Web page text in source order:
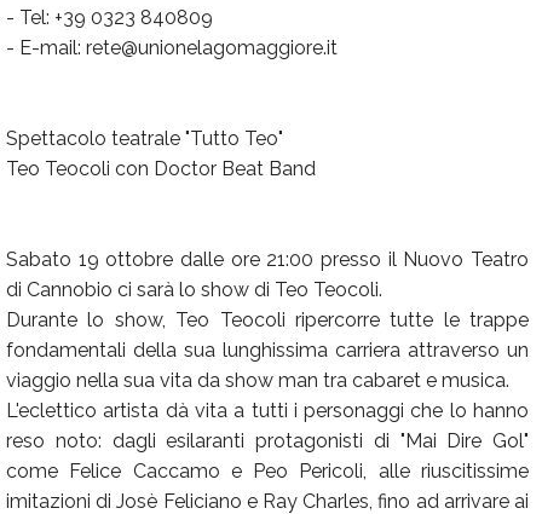
- Tel: +39 0323 840809
- E-mail: rete@unionelagomaggiore.it
Spettacolo teatrale "Tutto Teo"
Teo Teocoli con Doctor Beat Band
Sabato 19 ottobre dalle ore 21:00 presso il Nuovo Teatro
di Cannobio ci sarà lo show di Teo Teocoli.
Durante lo show, Teo Teocoli ripercorre tutte le trappe
fondamentali della sua lunghissima carriera attraverso un
viaggio nella sua vita da show man tra cabaret e musica.
L'eclettico artista dà vita a tutti i personaggi che lo hanno
reso noto: dagli esilaranti protagonisti di "Mai Dire Gol"
come Felice Caccamo e Peo Pericoli, alle riuscitissime
imitazioni di Josè Feliciano e Ray Charles, fino ad arrivare ai